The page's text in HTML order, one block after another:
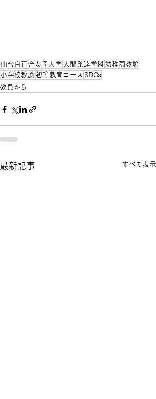
仙台白百合女子大学 人間発達学科幼稚園教諭
小学校教諭初等教育コース SDGs
教員から
最新記事 すべて表示